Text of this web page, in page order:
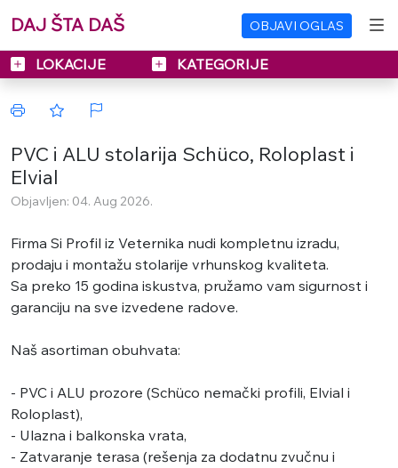
DAJ ŠTA DAŠ OBJAVI OGLAS
LOKACIJE KATEGORIJE
PVC i ALU stolarija Schüco, Roloplast i
Elvial
Objavljen: 04. Aug 2026.
Firma Si Profil iz Veternika nudi kompletnu izradu,
prodaju i montažu stolarije vrhunskog kvaliteta.
Sa preko 15 godina iskustva, pružamo vam sigurnost i
garanciju na sve izvedene radove.
​Naš asortiman obuhvata:
- ​PVC i ALU prozore (Schüco nemački profili, Elvial i
Roloplast),
- ​Ulazna i balkonska vrata,
- ​Zatvaranje terasa (rešenja za dodatnu zvučnu i